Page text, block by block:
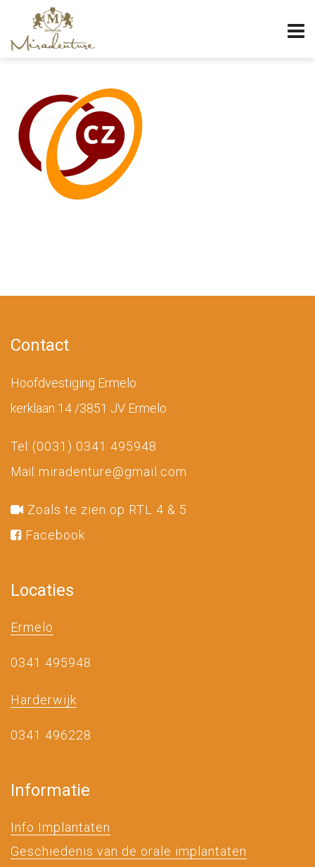
Contact
Hoofdvestiging Ermelo
kerklaan 14 /3851 JV Ermelo
Tel: (0031) 0341 495948
Mail: miradenture@gmail.com
Zoals te zien op RTL 4 & 5
Facebook
Locaties
Ermelo
0341 495948
Harderwijk
0341 496228
Informatie
Info Implantaten
Geschiedenis van de orale implantaten